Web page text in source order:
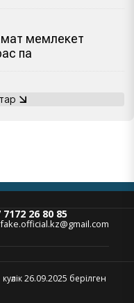
мемлекет
па
7172 26 80 85
26.09.2025 берілген